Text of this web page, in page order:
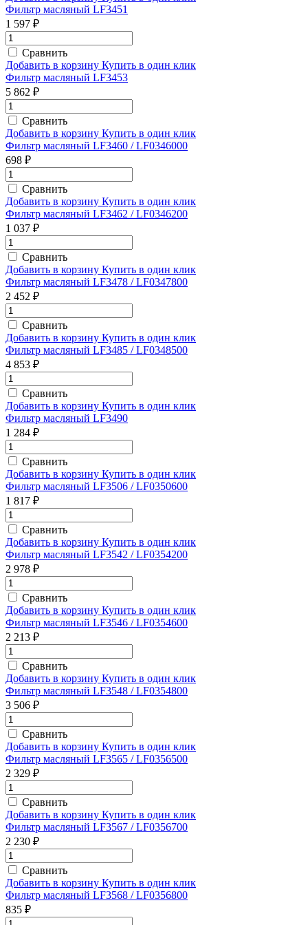
Фильтр масляный LF3451
1 597 ₽
Сравнить
Добавить в корзину Купить в один клик
Фильтр масляный LF3453
5 862 ₽
Сравнить
Добавить в корзину Купить в один клик
Фильтр масляный LF3460 / LF0346000
698 ₽
Сравнить
Добавить в корзину Купить в один клик
Фильтр масляный LF3462 / LF0346200
1 037 ₽
Сравнить
Добавить в корзину Купить в один клик
Фильтр масляный LF3478 / LF0347800
2 452 ₽
Сравнить
Добавить в корзину Купить в один клик
Фильтр масляный LF3485 / LF0348500
4 853 ₽
Сравнить
Добавить в корзину Купить в один клик
Фильтр масляный LF3490
1 284 ₽
Сравнить
Добавить в корзину Купить в один клик
Фильтр масляный LF3506 / LF0350600
1 817 ₽
Сравнить
Добавить в корзину Купить в один клик
Фильтр масляный LF3542 / LF0354200
2 978 ₽
Сравнить
Добавить в корзину Купить в один клик
Фильтр масляный LF3546 / LF0354600
2 213 ₽
Сравнить
Добавить в корзину Купить в один клик
Фильтр масляный LF3548 / LF0354800
3 506 ₽
Сравнить
Добавить в корзину Купить в один клик
Фильтр масляный LF3565 / LF0356500
2 329 ₽
Сравнить
Добавить в корзину Купить в один клик
Фильтр масляный LF3567 / LF0356700
2 230 ₽
Сравнить
Добавить в корзину Купить в один клик
Фильтр масляный LF3568 / LF0356800
835 ₽